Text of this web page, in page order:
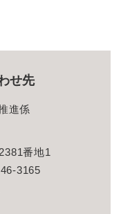
せ先
進係
番地1
3165